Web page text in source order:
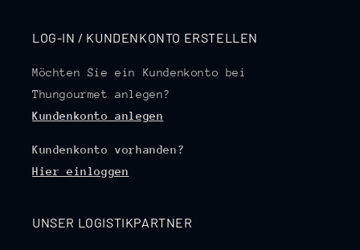
LOG-IN / KUNDENKONTO ERSTELLEN
Möchten Sie ein Kundenkonto bei
Thungourmet anlegen?
Kundenkonto anlegen
Kundenkonto vorhanden?
Hier einloggen
UNSER LOGISTIKPARTNER